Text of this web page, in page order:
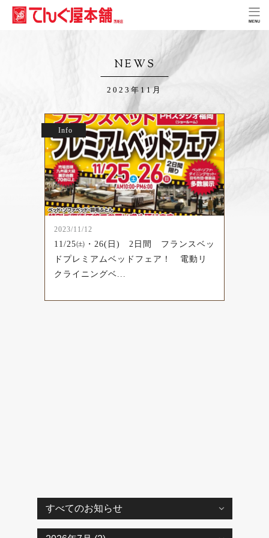
NEWS
2023年11月
Info
2023/11/12
11/25㈯・26(日) 2日間 フランスベッ
ドプレミアムベッドフェア！ 電動リ
クライニングベ...